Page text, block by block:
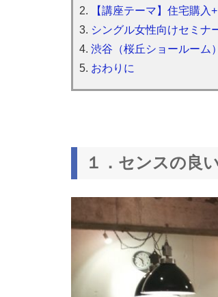
【講座テーマ】住宅購
シングル女性向けセミナ
渋谷（桜丘ショールーム
おわりに
１．センスの良